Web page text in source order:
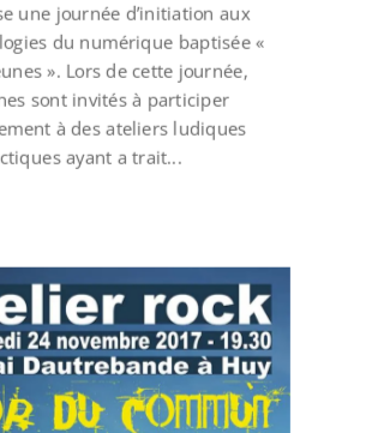
une journée d’initiation aux
du numérique baptisée «
». Lors de cette journée,
sont invités à participer
à des ateliers ludiques
ayant a trait...